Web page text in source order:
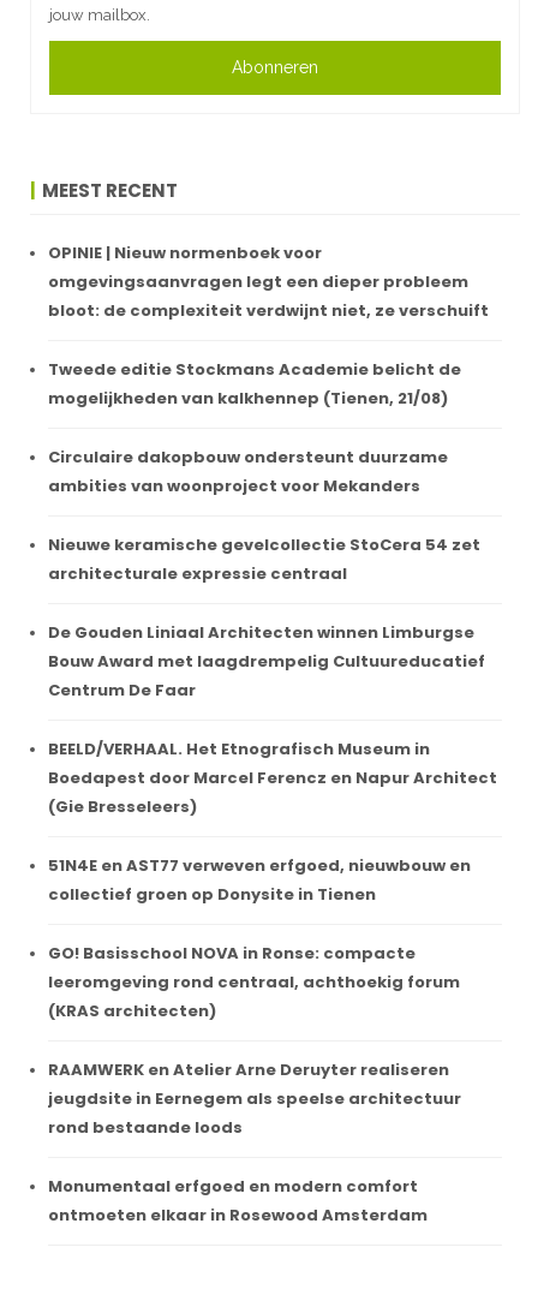
jouw mailbox.
Abonneren
MEEST RECENT
OPINIE | Nieuw normenboek voor
omgevingsaanvragen legt een dieper probleem
bloot: de complexiteit verdwijnt niet, ze verschuift
Tweede editie Stockmans Academie belicht de
mogelijkheden van kalkhennep (Tienen, 21/08)
Circulaire dakopbouw ondersteunt duurzame
ambities van woonproject voor Mekanders
Nieuwe keramische gevelcollectie StoCera 54 zet
architecturale expressie centraal
De Gouden Liniaal Architecten winnen Limburgse
Bouw Award met laagdrempelig Cultuureducatief
Centrum De Faar
BEELD/VERHAAL. Het Etnografisch Museum in
Boedapest door Marcel Ferencz en Napur Architect
(Gie Bresseleers)
51N4E en AST77 verweven erfgoed, nieuwbouw en
collectief groen op Donysite in Tienen
GO! Basisschool NOVA in Ronse: compacte
leeromgeving rond centraal, achthoekig forum
(KRAS architecten)
RAAMWERK en Atelier Arne Deruyter realiseren
jeugdsite in Eernegem als speelse architectuur
rond bestaande loods
Monumentaal erfgoed en modern comfort
ontmoeten elkaar in Rosewood Amsterdam